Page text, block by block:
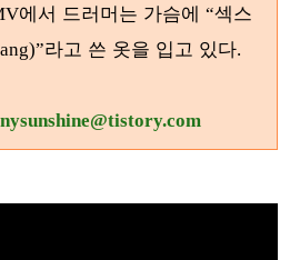
에서 드러머는 가슴에 “섹스
라고 쓴 옷을 입고 있다.